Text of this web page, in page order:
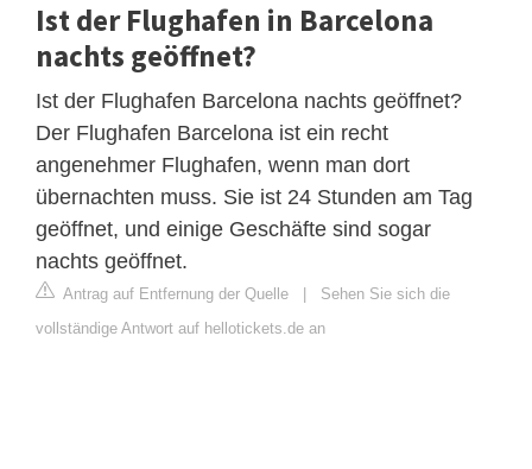
Ist der Flughafen in Barcelona
nachts geöffnet?
Ist der Flughafen Barcelona nachts geöffnet?
Der Flughafen Barcelona ist ein recht
angenehmer Flughafen, wenn man dort
übernachten muss. Sie ist 24 Stunden am Tag
geöffnet, und einige Geschäfte sind sogar
nachts geöffnet.
Antrag auf Entfernung der Quelle
Sehen Sie sich die
vollständige Antwort auf hellotickets.de an